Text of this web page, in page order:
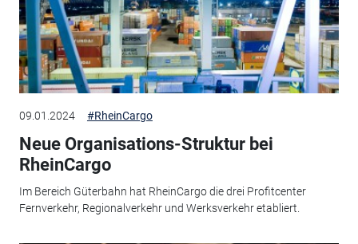
09.01.2024 #RheinCargo
Neue Organisations-Struktur bei
RheinCargo
Im Bereich Güterbahn hat RheinCargo die drei Profitcenter
Fernverkehr, Regionalverkehr und Werksverkehr etabliert.